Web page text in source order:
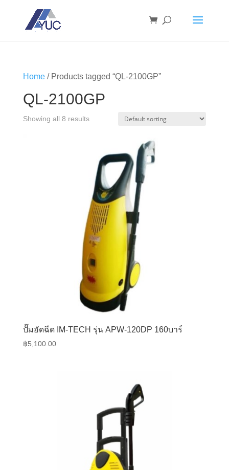
Home/ Products tagged “QL-2100GP”
QL-2100GP
Showing all 8 results
ปั๊มอัดฉีด IM-TECH รุ่น APW-120DP 160บาร์
฿5,100.00